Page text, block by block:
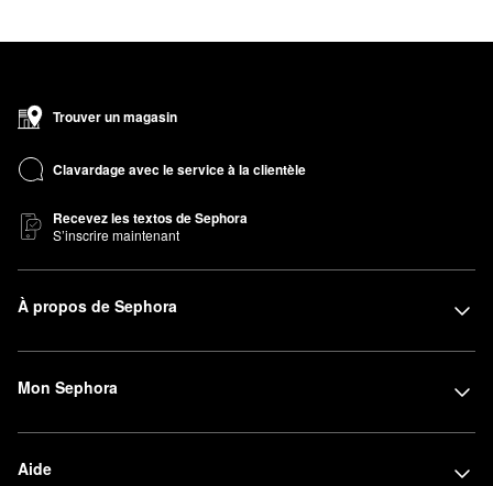
Trouver un magasin
Clavardage avec le service à la clientèle
Recevez les textos de Sephora
S’inscrire maintenant
À propos de Sephora
Mon Sephora
Aide